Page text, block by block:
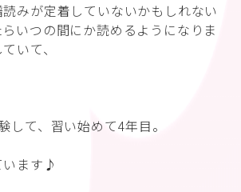
みが定着していないかもしれない
いつの間にか読めるようになりま
いて、
して、習い始めて4年目。
います♪